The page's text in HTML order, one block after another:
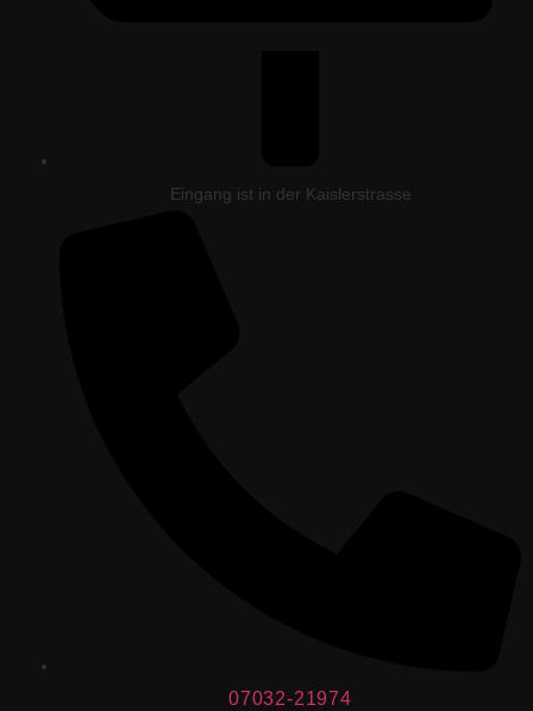
Eingang ist in der Kaislerstrasse
07032-21974